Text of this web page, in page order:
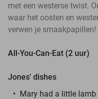
met een westerse twist.
waar het oosten en
verwen je smaakpapillen!
All-You-Can-Eat (2 uur)
Jones' dishes
Mary had a little lamb